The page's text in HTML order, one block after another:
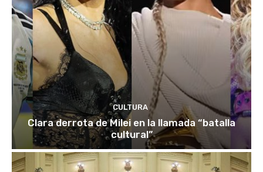
CULTURA
Clara derrota de Milei en la llamada “batalla
cultural”